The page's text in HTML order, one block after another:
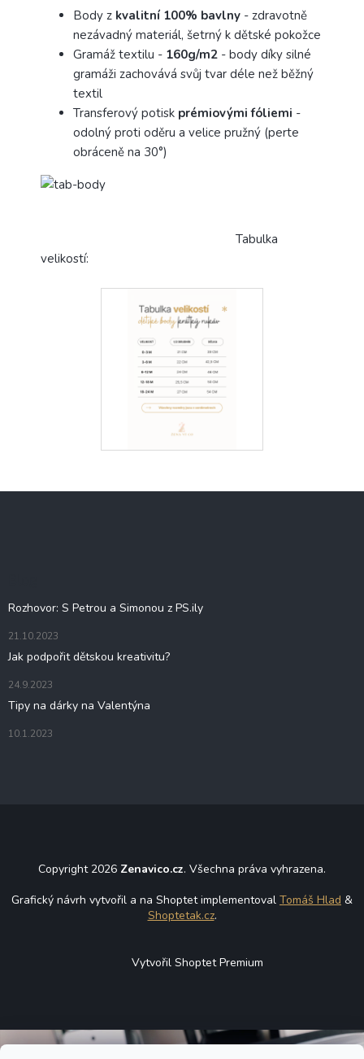
Body z kvalitní 100% bavlny - zdravotně
nezávadný materiál, šetrný k dětské pokožce
Gramáž textilu - 160g/m2 - body díky silné
gramáži zachovává svůj tvar déle než běžný
textil
Transferový potisk prémiovými fóliemi -
odolný proti oděru a velice pružný (perte
obráceně na 30°)
Tabulka
velikostí:
Rozhovor: S Petrou a Simonou z PS.ily
21.10.2023
Jak podpořit dětskou kreativitu?
24.9.2023
Tipy na dárky na Valentýna
10.1.2023
Copyright 2026 Zenavico.cz. Všechna práva vyhrazena.
Grafický návrh vytvořil a na Shoptet implementoval Tomáš Hlad &
Shoptetak.cz.
Vytvořil Shoptet Premium